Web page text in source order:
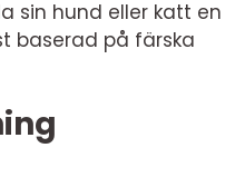
sin hund eller katt en
baserad på färska